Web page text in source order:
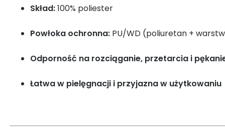
Skład:100% poliester
Powłoka ochronna: PU/WD (poliuretan +
Odporność na rozciąganie, przetarcia i
Łatwa w pielęgnacji i przyjazna w użytkowaniu